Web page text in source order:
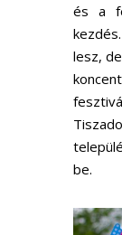
és a
lesz,
be.